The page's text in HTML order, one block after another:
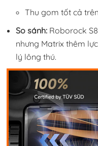
Thu gom tốt cả
So sánh: Roborock
nhưng Matrix thêm
lý lông thú.